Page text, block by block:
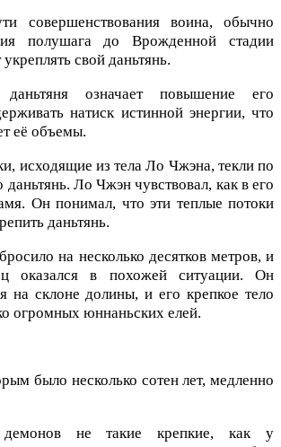
совершенствования воина, обычно
полушага до Врожденной стадии
свой даньтянь.
даньтяня означает повышение его
натиск истинной энергии, что
её объемы.
исходящие из тела Ло Чжэна, текли по
Ло Чжэн чувствовал, как в его
Он понимал, что эти теплые потоки
даньтянь.
на несколько десятков метров, и
оказался в похожей ситуации. Он
на склоне долины, и его крепкое тело
огромных юннаньских елей.
было несколько сотен лет, медленно
не такие крепкие, как у